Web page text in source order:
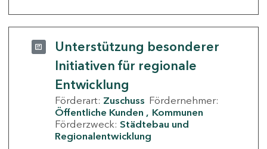
Unterstützung besonderer
Initiativen für regionale
Entwicklung
Förderart: Zuschuss Fördernehmer:
Öffentliche Kunden
Kommunen
Förderzweck: Städtebau und
Regionalentwicklung